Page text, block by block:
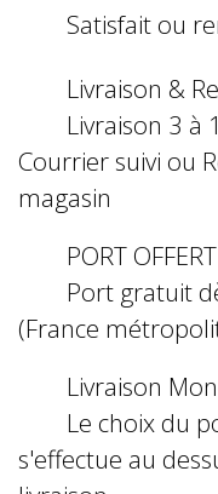
Satisfait ou
Livraison &
Livraison 3 à
Courrier suivi ou
magasin
PORT OFFERT
Port gratuit
(France
Livraison
Le choix du
s'effectue au